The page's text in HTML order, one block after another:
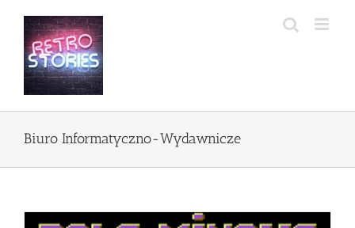
zawartości
Biuro Informatyczno-Wydawnicze